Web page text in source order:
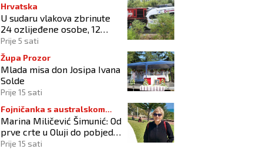
Hrvatska
U sudaru vlakova zbrinute
24 ozlijeđene osobe, 12
zadržano na liječenju
Prije 5 sati
Župa Prozor
Mlada misa don Josipa Ivana
Solde
Prije 15 sati
Fojničanka s australskom
adresom
Marina Miličević Šimunić: Od
prve crte u Oluji do pobjede
nad vlastitim „olujama“
Prije 15 sati